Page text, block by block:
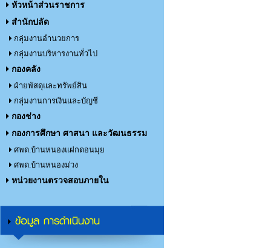
หัวหน้าส่วนราชการ
สำนักปลัด
กลุ่มงานอำนวยการ
กลุ่มงานบริหารงานทั่วไป
กองคลัง
ฝ่ายพัสดุและทรัพย์สิน
กลุ่มงานการเงินและบัญชี
กองช่าง
กองการศึกษา ศาสนา และวัฒนธรรม
ศพด.บ้านหนองแฝกดอนมุย
ศพด.บ้านหนองม่วง
หน่วยงานตรวจสอบภายใน
ข้อมูล การดำเนินงาน